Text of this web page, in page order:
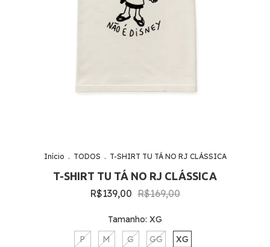
Início . TODOS . T-SHIRT TU TÁ NO RJ CLÁSSICA
T-SHIRT TU TÁ NO RJ CLÁSSICA
R$139,00 R$169,00
Tamanho: XG
P
M G GG XG